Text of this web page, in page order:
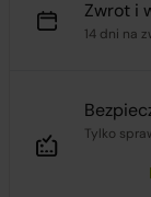
Zwrot i
14 dni na
Tylko